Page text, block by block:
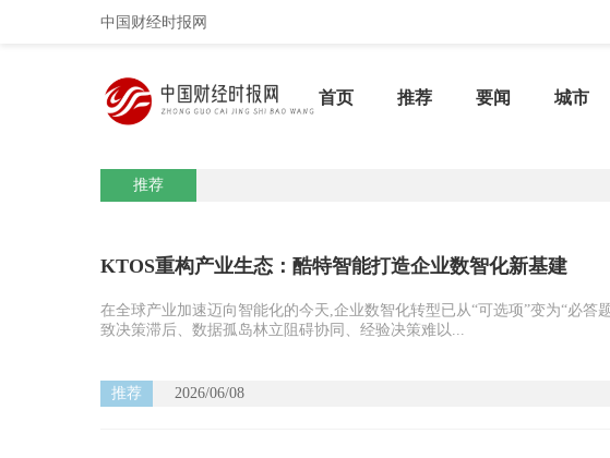
中国财经时报网
首页 推荐 要闻 城市
推荐
KTOS重构产业生态：酷特智能打造企业数智化新基建
在全球产业加速迈向智能化的今天,企业数智化转型已从“可选项”变为“必
致决策滞后、数据孤岛林立阻碍协同、经验决策难以...
推荐 2026/06/08